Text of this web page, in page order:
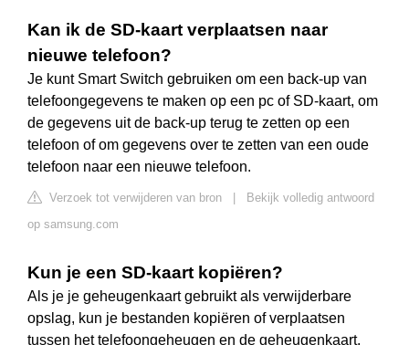
Kan ik de SD-kaart verplaatsen naar
nieuwe telefoon?
Je kunt Smart Switch gebruiken om een back-up van
telefoongegevens te maken op een pc of SD-kaart, om
de gegevens uit de back-up terug te zetten op een
telefoon of om gegevens over te zetten van een oude
telefoon naar een nieuwe telefoon.
Verzoek tot verwijderen van bron
Bekijk volledig antwoord
op samsung.com
Kun je een SD-kaart kopiëren?
Als je je geheugenkaart gebruikt als verwijderbare
opslag, kun je bestanden kopiëren of verplaatsen
tussen het telefoongeheugen en de geheugenkaart.